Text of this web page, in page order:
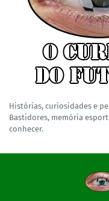
Histórias, curiosidades e
Bastidores, memória
conhecer.